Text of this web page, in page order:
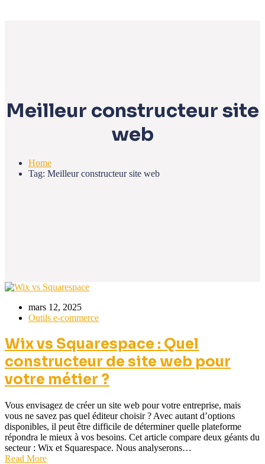
Meilleur constructeur site
web
Home
Tag: Meilleur constructeur site web
mars 12, 2025
Outils e-commerce
Wix vs Squarespace : Quel
constructeur de site web pour
votre métier ?
Vous envisagez de créer un site web pour votre entreprise, mais
vous ne savez pas quel éditeur choisir ? Avec autant d’options
disponibles, il peut être difficile de déterminer quelle plateforme
répondra le mieux à vos besoins. Cet article compare deux géants du
secteur : Wix et Squarespace. Nous analyserons…
Read More